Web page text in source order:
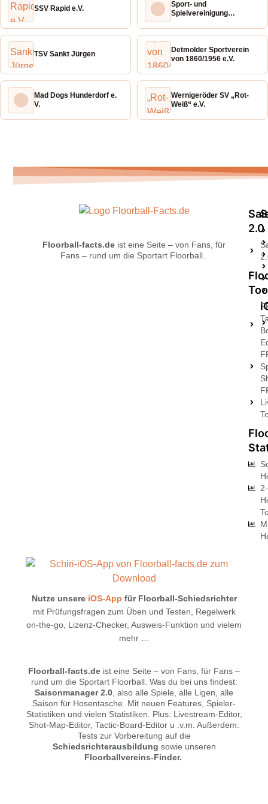
SSV Rapid e.V.
Sport- und
Spielvereinigung
TSV Sankt Jürgen
Detmolder Sportverein
von 1860/1956 e.V.
Mad Dogs Hunderdorf e.
V.
Wernigeröder SV „Rot-
Weiß“ e.V.
Floorball-facts.de ist eine Seite – von Fans, für
Fans – rund um die Sportart Floorball.
2.0
2-
Nutze unsere iOS-App für Floorball-Schiedsrichter
mit Prüfungsfragen zum Üben und Testen, Regelwerk
on-the-go, Lizenz-Checker, Ausweis-Funktion und vielem
mehr …
Floorball-facts.de ist eine Seite – von Fans, für Fans –
rund um die Sportart Floorball. Was du bei uns findest:
Saisonmanager 2.0 , also alle Spiele, alle Ligen, alle
Saison für Hosentasche. Mit neuen Features, Spieler-
Statistiken und vielen Statistiken. Plus: Livestream-Editor,
Shot-Map-Editor, Tactic-Board-Editor u .v.m. Außerdem:
Tests zur Vorbereitung auf die
Schiedsrichterausbildung sowie unseren
Floorballvereins-Finder.